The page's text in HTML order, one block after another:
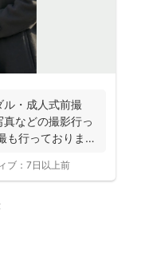
・成人式前撮
などの撮影行っ
も行っておりま
ブ： 7日以上前